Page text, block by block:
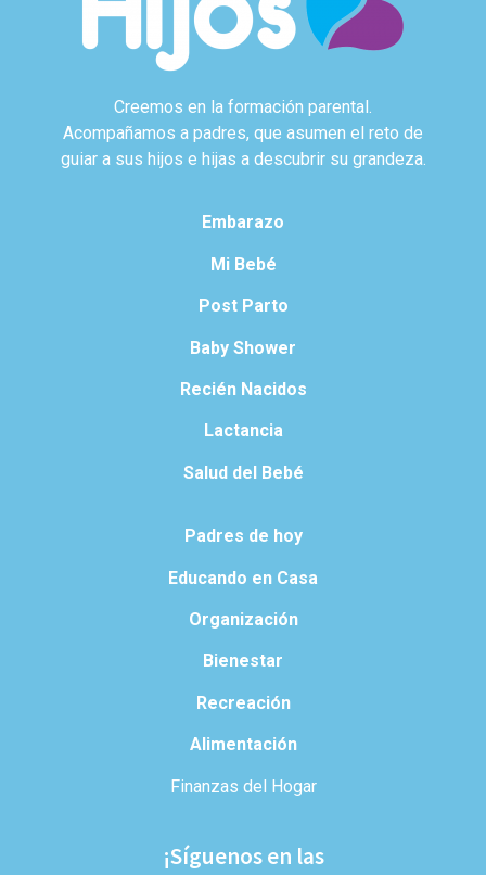
Creemos en la formación parental.
Acompañamos a padres, que asumen el reto de
guiar a sus hijos e hijas a descubrir su grandeza.
Embarazo
Mi Bebé
Post Parto
Baby Shower
Recién Nacidos
Lactancia
Salud del Bebé
Padres de hoy
Educando en Casa
Organización
Bienestar
Recreación
Alimentación
Finanzas del Hogar
¡Síguenos en las